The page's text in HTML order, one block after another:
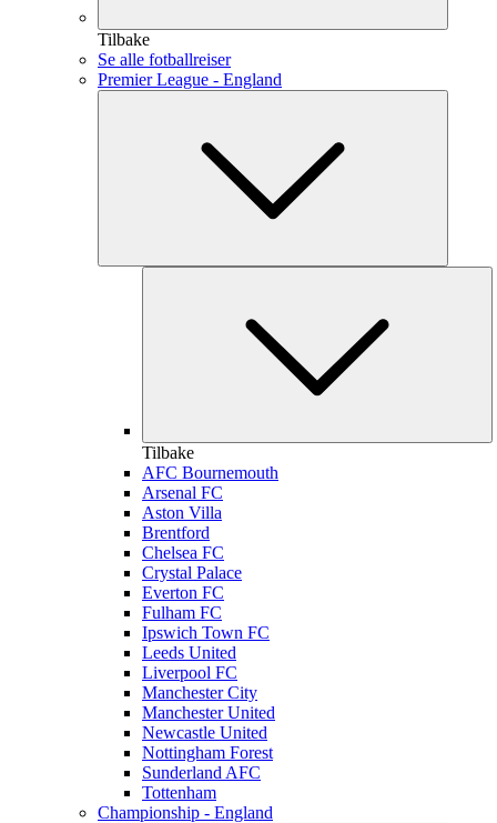
Tilbake
Se alle fotballreiser
Premier League - England
Tilbake
AFC Bournemouth
Arsenal FC
Aston Villa
Brentford
Chelsea FC
Crystal Palace
Everton FC
Fulham FC
Ipswich Town FC
Leeds United
Liverpool FC
Manchester City
Manchester United
Newcastle United
Nottingham Forest
Sunderland AFC
Tottenham
Championship - England